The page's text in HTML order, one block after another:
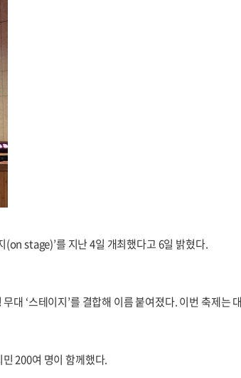
stage)’를 지난 4일 개최했다고 6일 밝혔다.
대 ‘스테이지’를 결합해 이름 붙여졌다. 이번 축제는
200여 명이 함께했다.